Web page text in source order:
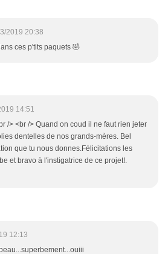
2019 20:38
ces p'tits paquets 🤣
14:51
/> <br /> Quand on coud il ne faut rien jeter
dentelles de nos grands-mères. Bel
que tu nous donnes.Félicitations les
et bravo à l'instigatrice de ce projet!.
12:13